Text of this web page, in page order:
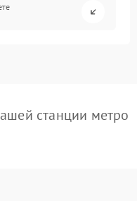
станции метро